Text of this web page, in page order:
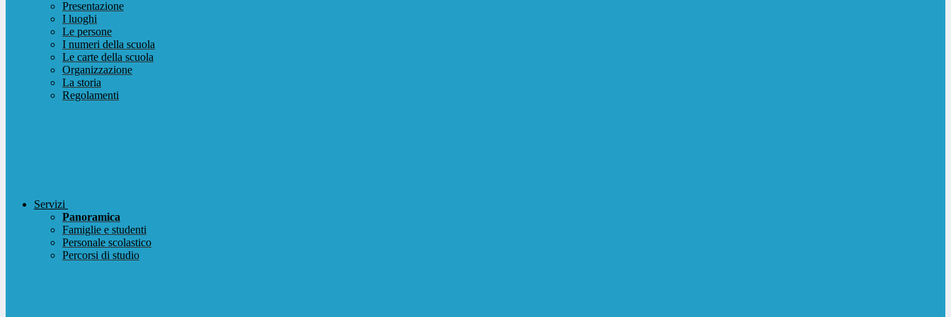
Presentazione
I luoghi
Le persone
I numeri della scuola
Le carte della scuola
Organizzazione
La storia
Regolamenti
Servizi
Panoramica
Famiglie e studenti
Personale scolastico
Percorsi di studio